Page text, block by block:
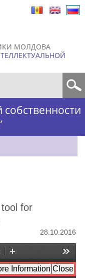
МОЛДОВА
for
28.10.2016